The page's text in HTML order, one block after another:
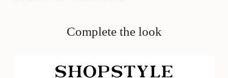
Complete the look